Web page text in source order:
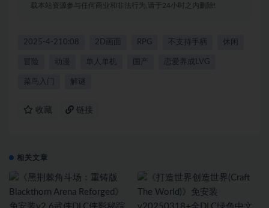
载本站资源参与任何商业和非法行为,请于24小时之内删除!
2025-4-210:08 2D画面 RPG 不支持手柄 休闲
冒险 动漫 单人单机 国产 恋爱养成LVG
菜鸟入门 解谜
收藏 链接
相关文章